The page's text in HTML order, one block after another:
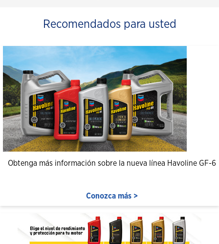
Recomendados para usted
Obtenga más información sobre la nueva línea Havoline GF-6
Conozca más >